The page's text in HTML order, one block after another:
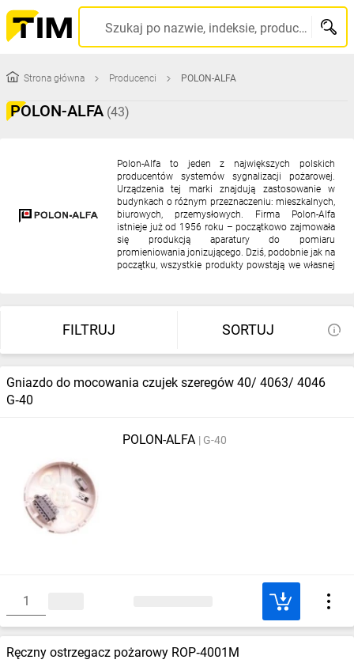
TIM
SA
-
produkty
w
Szukaj po nazwie, indeksie, producencie, kodzie kreskowym...
Strona główna Producenci POLON-ALFA
POLON-ALFA (43)
Polon-Alfa to jeden z największych polskich
producentów systemów sygnalizacji pożarowej.
Urządzenia tej marki znajdują zastosowanie w
budynkach o różnym przeznaczeniu: mieszkalnych,
biurowych, przemysłowych. Firma Polon-Alfa
istnieje już od 1956 roku – początkowo zajmowała
się produkcją aparatury do pomiaru
promieniowania jonizującego. Dziś, podobnie jak na
początku, wszystkie produkty powstają we własnej
FILTRUJ SORTUJ
Gniazdo do mocowania czujek szeregów 40/ 4063/ 4046
G‑40
POLON-ALFA G-40
Ręczny ostrzegacz pożarowy ROP‑4001M